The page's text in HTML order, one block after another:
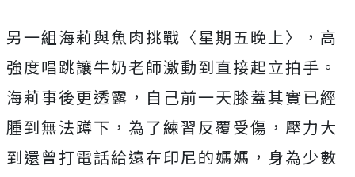
另一組海莉與魚肉挑戰〈星期五晚上〉， 高
強度唱跳讓牛奶老師激動到直接起立拍手。
海莉事後更透露， 自己前一天膝蓋其實已經
腫到無法蹲下，為了練習反覆受傷， 壓力大
到還曾打電話給遠在印尼的媽媽， 身為少數